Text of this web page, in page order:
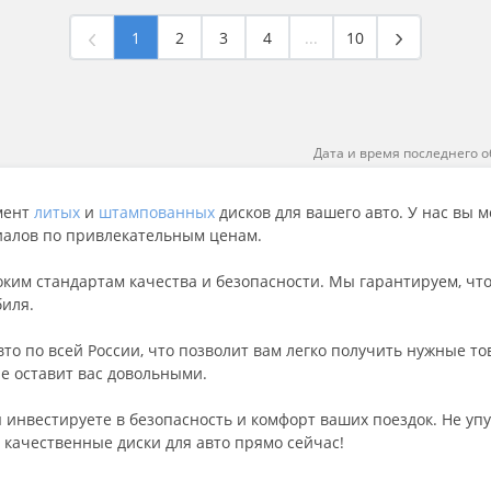
1 2 3 4 ... 10
Дата и время последнего
литых и штампованных дисков для вашего авто. У нас вы
по привлекательным ценам.
стандартам качества и безопасности. Мы гарантируем,
по всей России, что позволит вам легко получить
оставит вас довольными.
в безопасность и комфорт ваших поездок. Не
диски для авто прямо сейчас!